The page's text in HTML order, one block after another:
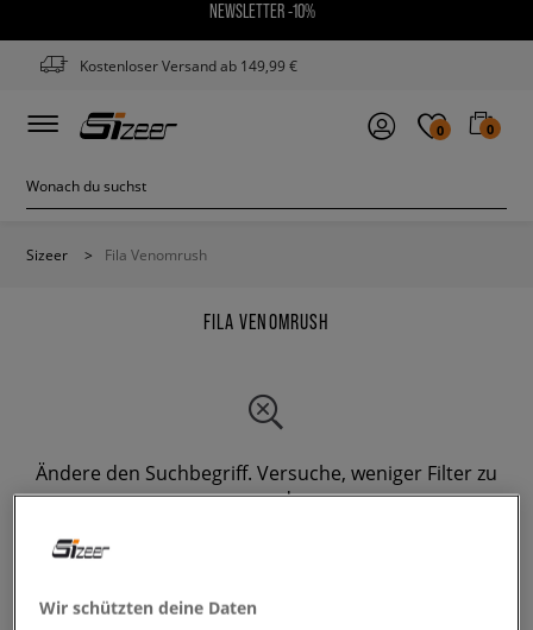
NEWSLETTER -10%
Kostenloser Versand ab 149,99 €
0 0
Sizeer > Fila Venomrush
FILA VENOMRUSH
Ändere den Suchbegriff. Versuche, weniger Filter zu
verwenden.
Wir schützten deine Daten